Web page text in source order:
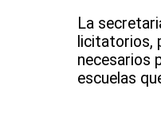
La
licitatorios,
necesarios
escuelas